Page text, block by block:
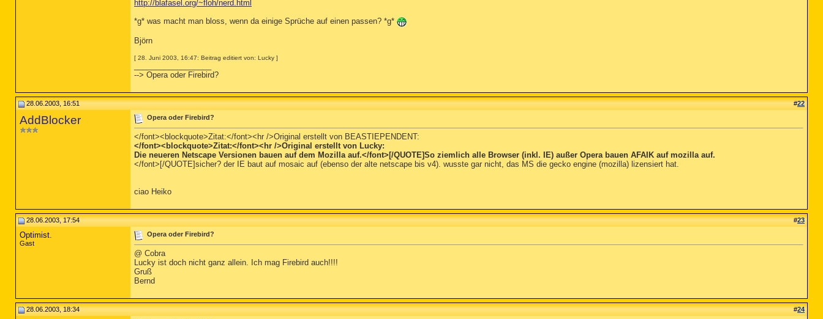
http://blafasel.org/~floh/nerd.html
*g* was macht man bloss, wenn da einige Sprüche auf einen passen? *g*
Björn
[ 28. Juni 2003, 16:47: Beitrag editiert von: Lucky ]
--> Opera oder Firebird?
28.06.2003, 16:51 #22
AddBlocker Opera oder Firebird?
</font><blockquote>Zitat:</font><hr />Original erstellt von BEASTIEPENDENT:
</font><blockquote>Zitat:</font><hr />Original erstellt von Lucky:
Die neueren Netscape Versionen bauen auf dem Mozilla auf.</font>[/QUOTE]So ziemlich alle Browser (inkl. IE) außer Opera bauen AFAIK auf mozilla auf.
</font>[/QUOTE]sicher? der IE baut auf mosaic auf (ebenso der alte netscape bis v4). wusste gar nicht, das MS die gecko engine (mozilla) lizensiert hat.
ciao Heiko
28.06.2003, 17:54 #23
Optimist.
Gast
Opera oder Firebird?
@ Cobra
Lucky ist doch nicht ganz allein. Ich mag Firebird auch!!!!
Gruß
Bernd
28.06.2003, 18:34 #24